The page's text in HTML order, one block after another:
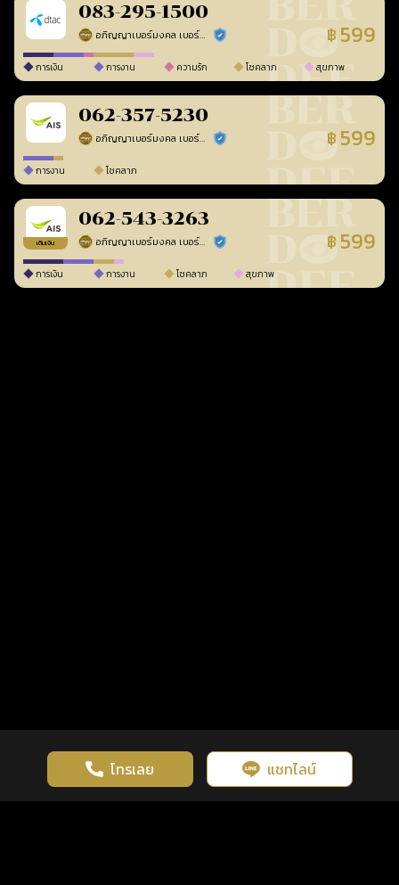
083-295-1500
อภิญญาเบอร์มงคล เบอร์สวยเลขศาสตร์ ร้านยืนยันแล้ว ฿ 599
การเงิน การงาน ความรัก โชคลาภ สุขภาพ
062-357-5230
อภิญญาเบอร์มงคล เบอร์สวยเลขศาสตร์ ร้านยืนยันแล้ว ฿ 599
การงาน โชคลาภ
เติมเงิน
062-543-3263
อภิญญาเบอร์มงคล เบอร์สวยเลขศาสตร์ ร้านยืนยันแล้ว ฿ 599
การเงิน การงาน โชคลาภ สุขภาพ
โทรเลย แชทไลน์
เว็บไซต์นี้มีการใช้งานคุกกี้ เพื่อเพิ่มประสิทธิภาพและประสบการณ์ที่ดี
ในการใช้งานเว็บไซต์ นโยบายความเป็นส่วนตัว
รู้ก่อน พร้อมกว่า ทุกจังหวะชีวิต คลิกดูดวงฟรี